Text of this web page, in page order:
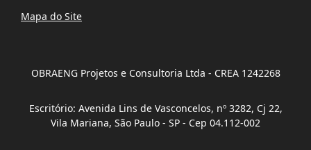
Mapa do Site
OBRAENG Projetos e Consultoria Ltda - CREA 1242268
Escritório: Avenida Lins de Vasconcelos, nº 3282, Cj 22,
Vila Mariana, São Paulo - SP - Cep 04.112-002